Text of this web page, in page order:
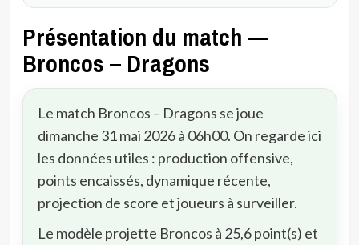
Présentation du match —
Broncos – Dragons
Le match Broncos – Dragons se joue
dimanche 31 mai 2026 à 06h00. On regarde ici
les données utiles : production offensive,
points encaissés, dynamique récente,
projection de score et joueurs à surveiller.
Le modèle projette Broncos à 25,6 point(s) et